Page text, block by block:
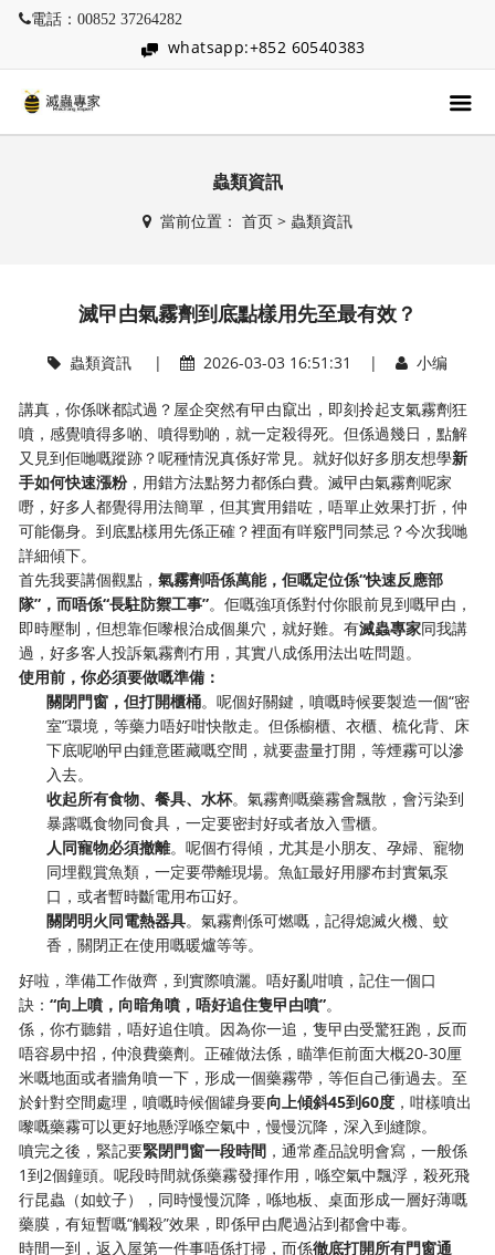
電話：00852 37264282
whatsapp:+852 60540383
蟲類資訊
當前位置： 首页> 蟲類資訊
滅曱甴氣霧劑到底點樣用先至最有效？
蟲類資訊| 2026-03-03 16:51:31 | 小编
講真，你係咪都試過？屋企突然有曱甴竄出，即刻拎起支氣霧劑狂
噴，感覺噴得多啲、噴得勁啲，就一定殺得死。但係過幾日，點解
又見到佢哋嘅蹤跡？呢種情況真係好常見。就好似好多朋友想學新
手如何快速漲粉，用錯方法點努力都係白費。滅曱甴氣霧劑呢家
嘢，好多人都覺得用法簡單，但其實用錯咗，唔單止效果打折，仲
可能傷身。到底點樣用先係正確？裡面有咩竅門同禁忌？今次我哋
詳細傾下。
首先我要講個觀點，氣霧劑唔係萬能，佢嘅定位係“快速反應部
隊”，而唔係“長駐防禦工事”。佢嘅強項係對付你眼前見到嘅曱甴，
即時壓制，但想靠佢嚟根治成個巢穴，就好難。有滅蟲專家同我講
過，好多客人投訴氣霧劑冇用，其實八成係用法出咗問題。
使用前，你必須要做嘅準備：
關閉門窗，但打開櫃桶。呢個好關鍵，噴嘅時候要製造一個“密
室”環境，等藥力唔好咁快散走。但係櫥櫃、衣櫃、梳化背、床
下底呢啲曱甴鍾意匿藏嘅空間，就要盡量打開，等煙霧可以滲
入去。
收起所有食物、餐具、水杯。氣霧劑嘅藥霧會飄散，會污染到
暴露嘅食物同食具，一定要密封好或者放入雪櫃。
人同寵物必須撤離。呢個冇得傾，尤其是小朋友、孕婦、寵物
同埋觀賞魚類，一定要帶離現場。魚缸最好用膠布封實氣泵
口，或者暫時斷電用布冚好。
關閉明火同電熱器具。氣霧劑係可燃嘅，記得熄滅火機、蚊
香，關閉正在使用嘅暖爐等等。
好啦，準備工作做齊，到實際噴灑。唔好亂咁噴，記住一個口
訣：“向上噴，向暗角噴，唔好追住隻曱甴噴”。
係，你冇聽錯，唔好追住噴。因為你一追，隻曱甴受驚狂跑，反而
唔容易中招，仲浪費藥劑。正確做法係，瞄準佢前面大概20-30厘
米嘅地面或者牆角噴一下，形成一個藥霧帶，等佢自己衝過去。至
於針對空間處理，噴嘅時候個罐身要向上傾斜45到60度 ，咁樣噴出
嚟嘅藥霧可以更好地懸浮喺空氣中，慢慢沉降，深入到縫隙。
噴完之後，緊記要緊閉門窗一段時間 ，通常產品說明會寫，一般係
1到2個鐘頭。呢段時間就係藥霧發揮作用，喺空氣中飄浮，殺死飛
行昆蟲（如蚊子），同時慢慢沉降，喺地板、桌面形成一層好薄嘅
藥膜，有短暫嘅“觸殺”效果，即係曱甴爬過沾到都會中毒。
時間一到，返入屋第一件事唔係打掃，而係徹底打開所有門窗通